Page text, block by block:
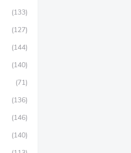
(133)
(127)
(144)
(140)
(71)
(136)
(146)
(140)